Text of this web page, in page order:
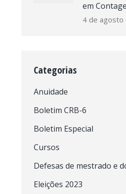
em
4 de agosto
Categorias
Anuidade
Boletim CRB-6
Boletim Especial
Cursos
Defesas de mestrado e
Eleições 2023